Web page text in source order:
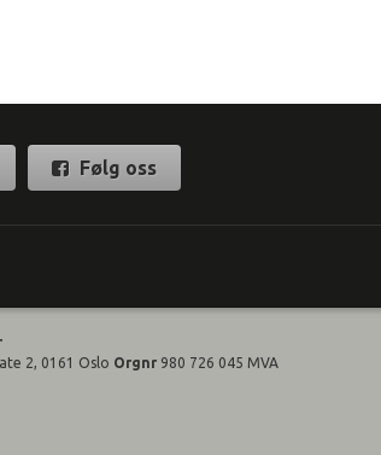
Følg oss
2, 0161 Oslo Orgnr 980 726 045 MVA